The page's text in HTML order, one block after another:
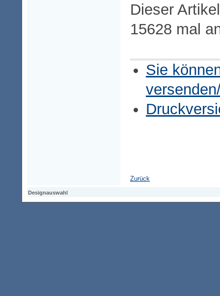
Dieser
15628 mal
Sie
Zurück
Designauswahl
Designauswahl